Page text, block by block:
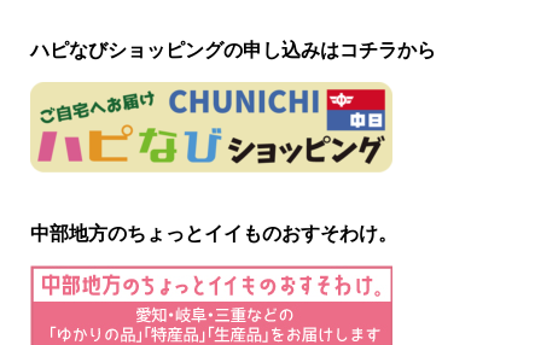
ハピなびショッピングの申し込みはコチラから
中部地方のちょっとイイものおすそわけ。